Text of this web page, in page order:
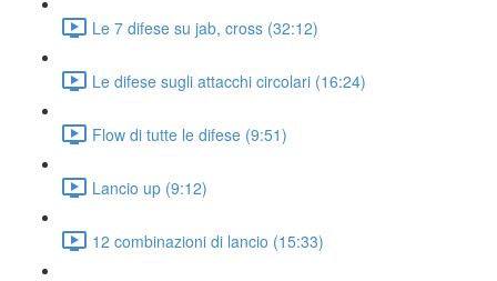
Le 7 difese su jab, cross (32:12)
Le difese sugli attacchi circolari (16:24)
Flow di tutte le difese (9:51)
Lancio up (9:12)
12 combinazioni di lancio (15:33)